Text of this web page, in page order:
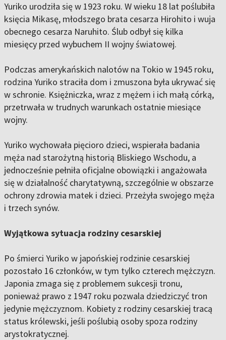
Yuriko urodziła się w 1923 roku. W wieku 18 lat poślubiła
księcia Mikasę, młodszego brata cesarza Hirohito i wuja
obecnego cesarza Naruhito. Ślub odbył się kilka
miesięcy przed wybuchem II wojny światowej.
Podczas amerykańskich nalotów na Tokio w 1945 roku,
rodzina Yuriko straciła dom i zmuszona była ukrywać się
w schronie. Księżniczka, wraz z mężem i ich małą córką,
przetrwała w trudnych warunkach ostatnie miesiące
wojny.
Yuriko wychowała pięcioro dzieci, wspierała badania
męża nad starożytną historią Bliskiego Wschodu, a
jednocześnie pełniła oficjalne obowiązki i angażowała
się w działalność charytatywną, szczególnie w obszarze
ochrony zdrowia matek i dzieci. Przeżyła swojego męża
i trzech synów.
Wyjątkowa sytuacja rodziny cesarskiej
Po śmierci Yuriko w japońskiej rodzinie cesarskiej
pozostało 16 członków, w tym tylko czterech mężczyzn.
Japonia zmaga się z problemem sukcesji tronu,
ponieważ prawo z 1947 roku pozwala dziedziczyć tron
jedynie mężczyznom. Kobiety z rodziny cesarskiej tracą
status królewski, jeśli poślubią osoby spoza rodziny
arystokratycznej.